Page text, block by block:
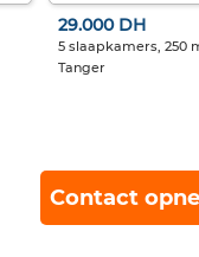
29.000 DH
5 slaapkamers, 250
Tanger
Contact